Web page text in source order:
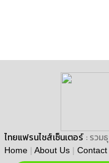
ไทยแฟรนไชส์เซ็นเตอร์ : รวม
Home | About Us | Contact